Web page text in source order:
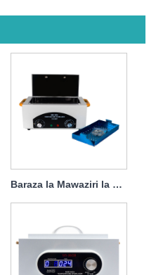
Baraza la Mawaziri la Kuzuia Vidudu vya Joto la Juu kwa Kliniki ya Meno 300w